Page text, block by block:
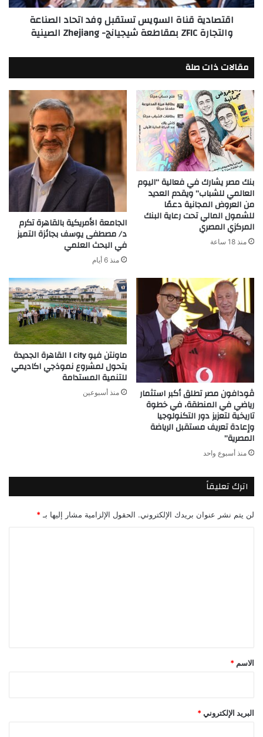
ZFIC
بمقاطعة
شيجيانج-
الصينية
اقتصادية قناة السويس تستقبل وفد اتحاد الصناعة
والتجارة ZFIC بمقاطعة شيجيانج- Zhejiang الصينية
مقالات ذات صلة
بنك مصر يشارك في فعالية “اليوم
العالمي للشباب” ويقدم العديد
من العروض المجانية دعمًا
للشمول المالي تحت رعاية البنك
المركزي المصري
منذ 18 ساعة
الجامعة الأمريكية بالقاهرة تكرم
د/ مصطفى يوسف بجائزة التميز
في البحث العلمي
منذ 6 أيام
ڤودافون مصر تطلق أكبر استثمار
رياضي في المنطقة، في خطوة
تاريخية لتعزيز دور التكنولوجيا
وإعادة تعريف مستقبل الرياضة
المصرية”
منذ أسبوع واحد
ماونتن فيو I city القاهرة الجديدة
يتحول لمشروع نموذجي اكاديمي
للتنمية المستدامة
منذ أسبوعين
اترك تعليقاً
لن يتم نشر عنوان بريدك الإلكتروني. الحقول الإلزامية مشار إليها بـ *
*
الاسم *
البريد الإلكتروني *